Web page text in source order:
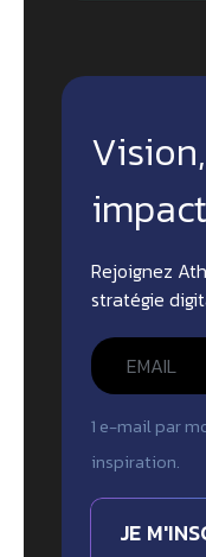
impact
Rejoignez
stratégie
1 e-mail par
inspiration.
JE